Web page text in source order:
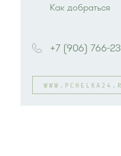
Как добраться
Автобус № 4
+7 (906) 766-